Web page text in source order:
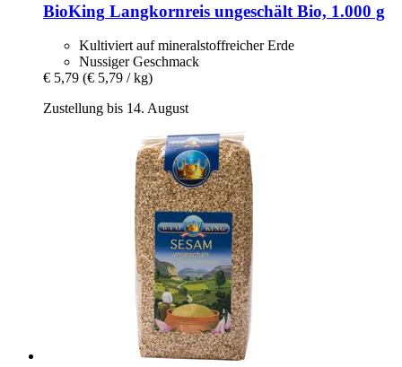
BioKing Langkornreis ungeschält Bio, 1.000 g
Kultiviert auf mineralstoffreicher Erde
Nussiger Geschmack
€ 5,79 (€ 5,79 / kg)
Zustellung bis 14. August